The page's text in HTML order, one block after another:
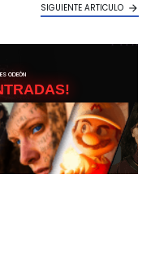
SIGUIENTE ARTICULO
ODEÓN